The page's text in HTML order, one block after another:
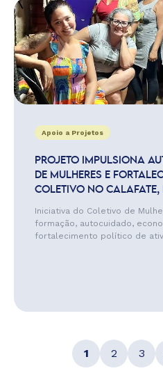
Apoio a Projetos
PROJETO IMPULSIONA
DE MULHERES E
COLETIVO NO CALAFATE,
Iniciativa do Coletivo de
formação, autocuidado,
fortalecimento político de
1 2 3